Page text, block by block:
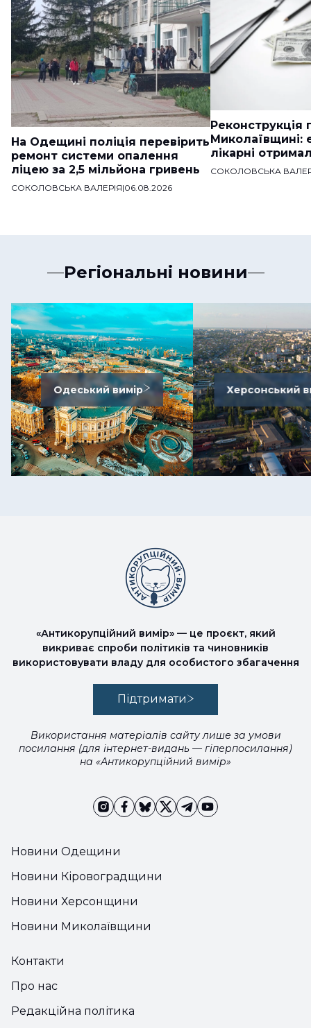
На Одещині поліція перевірить
ремонт системи опалення
ліцею за 2,5 мільйона гривень
СОКОЛОВСЬКА ВАЛЕРІЯ|06.08.2026
Реконструкція
Миколаївщині:
лікарні
СОКОЛОВСЬКА
Регіональні новини
Одеський вимір Херсонський
Новини Одещини
Новини Кіровоградщини
Новини Херсонщини
Новини Миколаївщини
«Антикорупційний вимір» — це проєкт, який
викриває спроби політиків та чиновників
використовувати владу для особистого збагачення
Підтримати
Використання матеріалів сайту лише за умови
посилання (для інтернет-видань — гіперпосилання)
на «Антикорупційний вимір»
Контакти
Про нас
Редакційна політика